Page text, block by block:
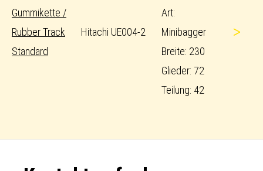
Gummikette /
Rubber Track
Standard
Hitachi UE004-2
Art:
Minibagger
Breite: 230
Glieder: 72
Teilung: 42
>